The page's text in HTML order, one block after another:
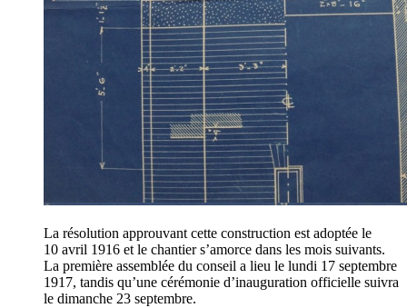
La résolution approuvant cette construction est adoptée le
10 avril 1916 et le chantier s’amorce dans les mois suivants.
La première assemblée du conseil a lieu le lundi 17 septembre
1917, tandis qu’une cérémonie d’inauguration officielle suivra
le dimanche 23 septembre.